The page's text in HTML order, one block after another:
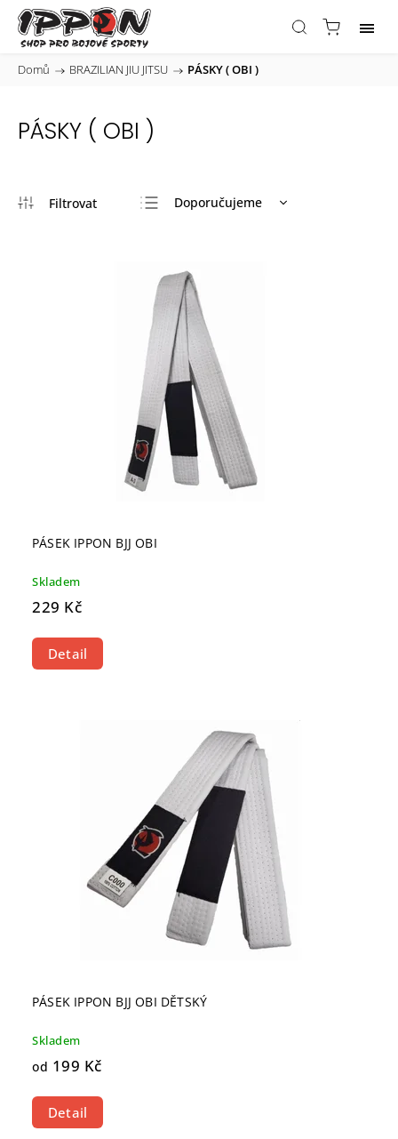
Domů / BRAZILIAN JIU JITSU / PÁSKY ( OBI )
PÁSKY ( OBI )
Doporučujeme
Nejprodávanější
Abecedně
PÁSEK IPPON BJJ OBI
Skladem
229 Kč
Detail
PÁSEK IPPON BJJ OBI DĚTSKÝ
Skladem
od 199 Kč
Detail